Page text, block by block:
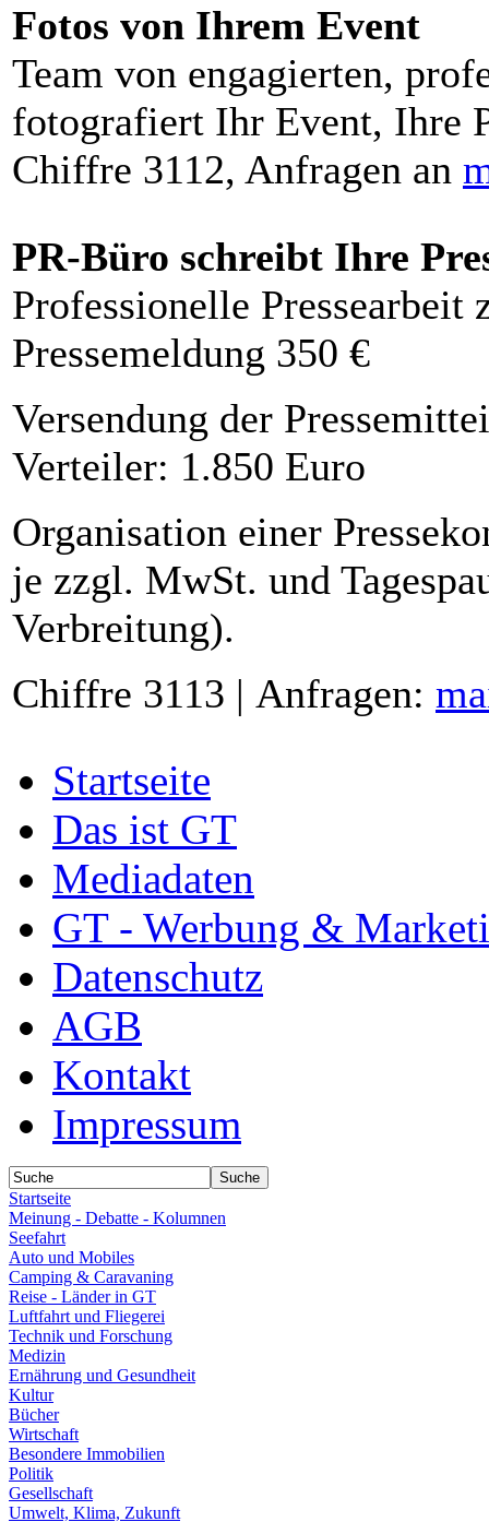
Fotos von Ihrem Event
Team von engagierten,
fotografiert Ihr Event, Ihre
Chiffre 3112, Anfragen an
PR-Büro schreibt Ihre
Professionelle Pressearbeit
Pressemeldung 350 €
Versendung der
Verteiler: 1.850 Euro
Organisation einer
je zzgl. MwSt. und
Verbreitung).
Chiffre 3113 | Anfragen:
Startseite
Das ist GT
Mediadaten
GT - Werbung &
Datenschutz
AGB
Kontakt
Impressum
Startseite
Meinung - Debatte - Kolumnen
Seefahrt
Auto und Mobiles
Camping & Caravaning
Reise - Länder in GT
Luftfahrt und Fliegerei
Technik und Forschung
Medizin
Ernährung und Gesundheit
Kultur
Bücher
Wirtschaft
Besondere Immobilien
Politik
Gesellschaft
Umwelt, Klima, Zukunft